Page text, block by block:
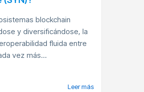
blockchain
y diversificándose, la
fluida entre
vez más...
Leer más